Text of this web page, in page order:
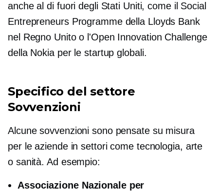
anche al di fuori degli Stati Uniti, come il Social
Entrepreneurs Programme della Lloyds Bank
nel Regno Unito o l'Open Innovation Challenge
della Nokia per le startup globali.
Specifico del settore
Sovvenzioni
Alcune sovvenzioni sono pensate su misura
per le aziende in settori come tecnologia, arte
o sanità. Ad esempio:
Associazione Nazionale per